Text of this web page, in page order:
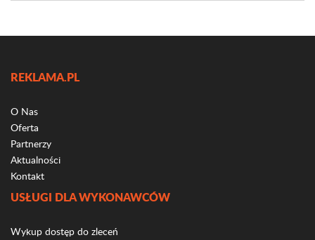
REKLAMA.PL
O Nas
Oferta
Partnerzy
Aktualności
Kontakt
USŁUGI DLA WYKONAWCÓW
Wykup dostęp do zleceń